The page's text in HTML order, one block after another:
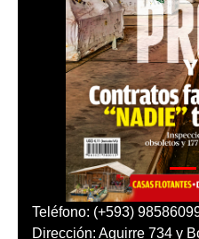
Teléfono: (+593)
Dirección: Aguirre 734 y